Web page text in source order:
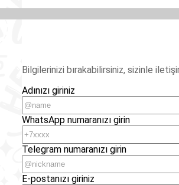
Bilgilerinizi bırakabilirsiniz, sizinle
Adınızı giriniz
WhatsApp numaranızı girin
Telegram numaranızı girin
E-postanızı giriniz